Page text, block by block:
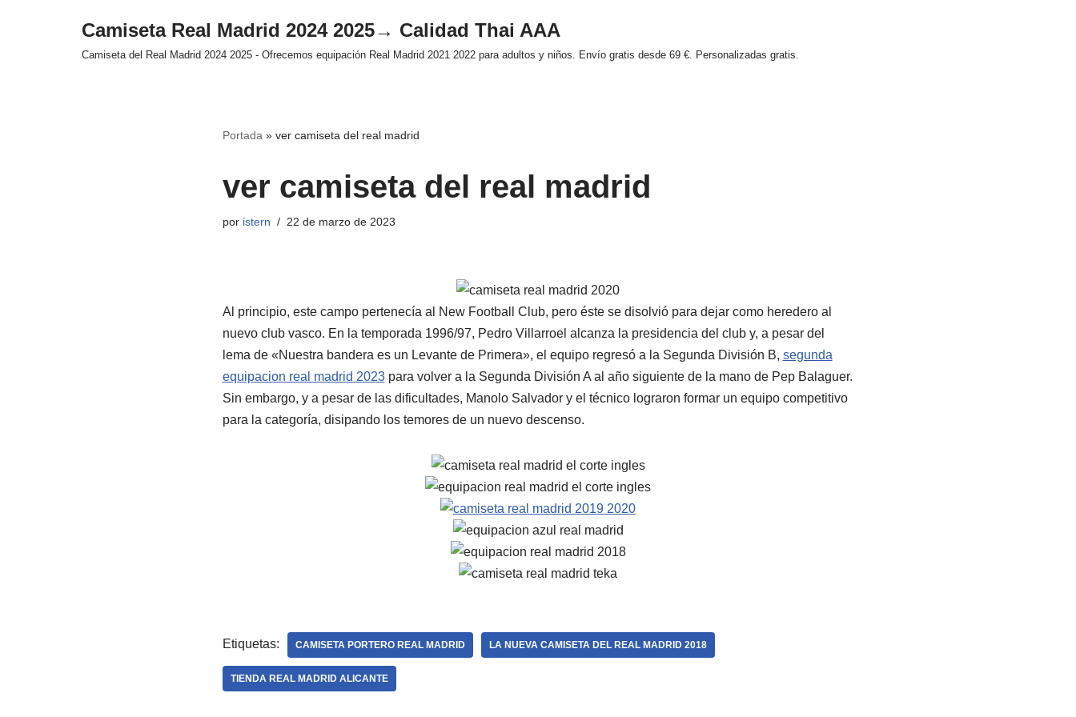
Camiseta Real Madrid 2024 2025→ Calidad Thai AAA
Camiseta del Real Madrid 2024 2025 - Ofrecemos equipación Real Madrid 2021 2022 para adultos y niños. Envío gratis desde 69 €. Personalizadas gratis.
Portada » ver camiseta del real madrid
ver camiseta del real madrid
por istern 22 de marzo de 2023
Al principio, este campo pertenecía al New Football Club, pero éste se disolvió para dejar como heredero al
nuevo club vasco. En la temporada 1996/97, Pedro Villarroel alcanza la presidencia del club y, a pesar del
lema de «Nuestra bandera es un Levante de Primera», el equipo regresó a la Segunda División B, segunda
equipacion real madrid 2023para volver a la Segunda División A al año siguiente de la mano de Pep Balaguer.
Sin embargo, y a pesar de las dificultades, Manolo Salvador y el técnico lograron formar un equipo competitivo
para la categoría, disipando los temores de un nuevo descenso.
Etiquetas: CAMISETA PORTERO REAL MADRID LA NUEVA CAMISETA DEL REAL MADRID 2018
TIENDA REAL MADRID ALICANTE